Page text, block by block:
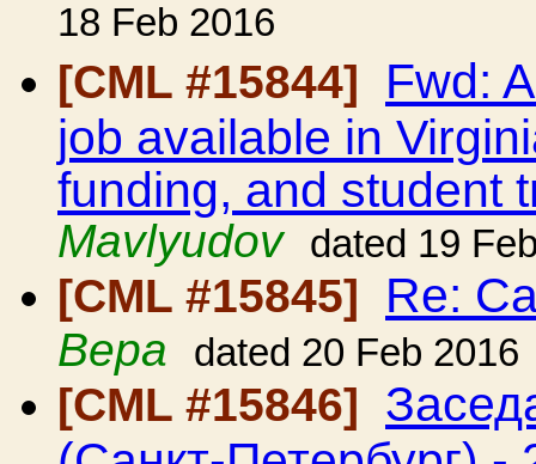
18 Feb 2016
[CML #15844]
Fwd:
job available in
funding, and student
Mavlyudov
dated 19
[CML #15845] Re:
Вера dated 20 Feb 2016
[CML #15846]